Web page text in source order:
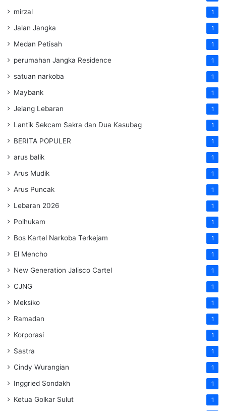
mirzal 1
Jalan Jangka 1
Medan Petisah 1
perumahan Jangka Residence 1
satuan narkoba 1
Maybank 1
Jelang Lebaran 1
Lantik Sekcam Sakra dan Dua Kasubag 1
BERITA POPULER 1
arus balik 1
Arus Mudik 1
Arus Puncak 1
Lebaran 2026 1
Polhukam 1
Bos Kartel Narkoba Terkejam 1
El Mencho 1
New Generation Jalisco Cartel 1
CJNG 1
Meksiko 1
Ramadan 1
Korporasi 1
Sastra 1
Cindy Wurangian 1
Inggried Sondakh 1
Ketua Golkar Sulut 1